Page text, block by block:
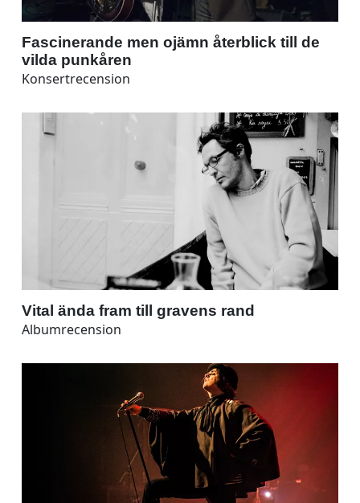
Fascinerande men ojämn återblick till de
vilda punkåren
Konsertrecension
Vital ända fram till gravens rand
Albumrecension